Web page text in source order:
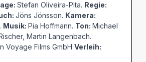
Stefan Oliveira-Pita. Regie:
Jöns Jönsson. Kamera:
Musik: Pia Hoffmann. Ton: Michael
Martin Langenbach.
Voyage Films GmbH Verleih: